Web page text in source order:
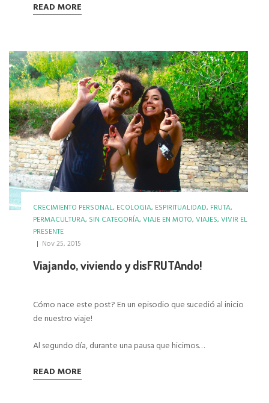
READ MORE
CRECIMIENTO PERSONAL, ECOLOGIA, ESPIRITUALIDAD, FRUTA,
PERMACULTURA, SIN CATEGORÍA, VIAJE EN MOTO, VIAJES, VIVIR EL
PRESENTE
| Nov 25, 2015
Viajando, viviendo y disFRUTAndo!
Cómo nace este post? En un episodio que sucedió al inicio
denuestro viaje!
Al segundo día, durante una pausa que hicimos…
READ MORE